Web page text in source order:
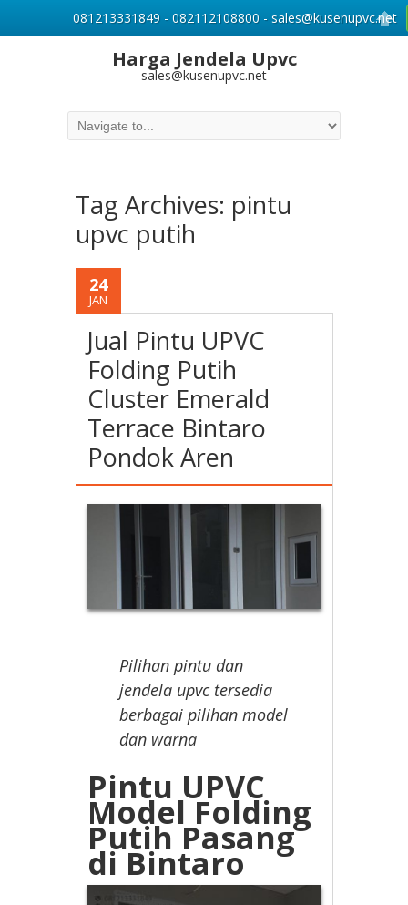
Harga Jendela Upvc
sales@kusenupvc.net
Tag Archives: pintu
upvc putih
24
JAN
Jual Pintu UPVC
Folding Putih
Cluster Emerald
Terrace Bintaro
Pondok Aren
Pilihan pintu dan
jendela upvc tersedia
berbagai pilihan model
dan warna
Pintu UPVC
Model Folding
Putih Pasang
di Bintaro
081213331849 - 082112108800 - sales@kusenupvc.net